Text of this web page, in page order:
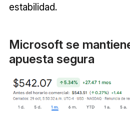
estabilidad.
Microsoft se
apuesta segura